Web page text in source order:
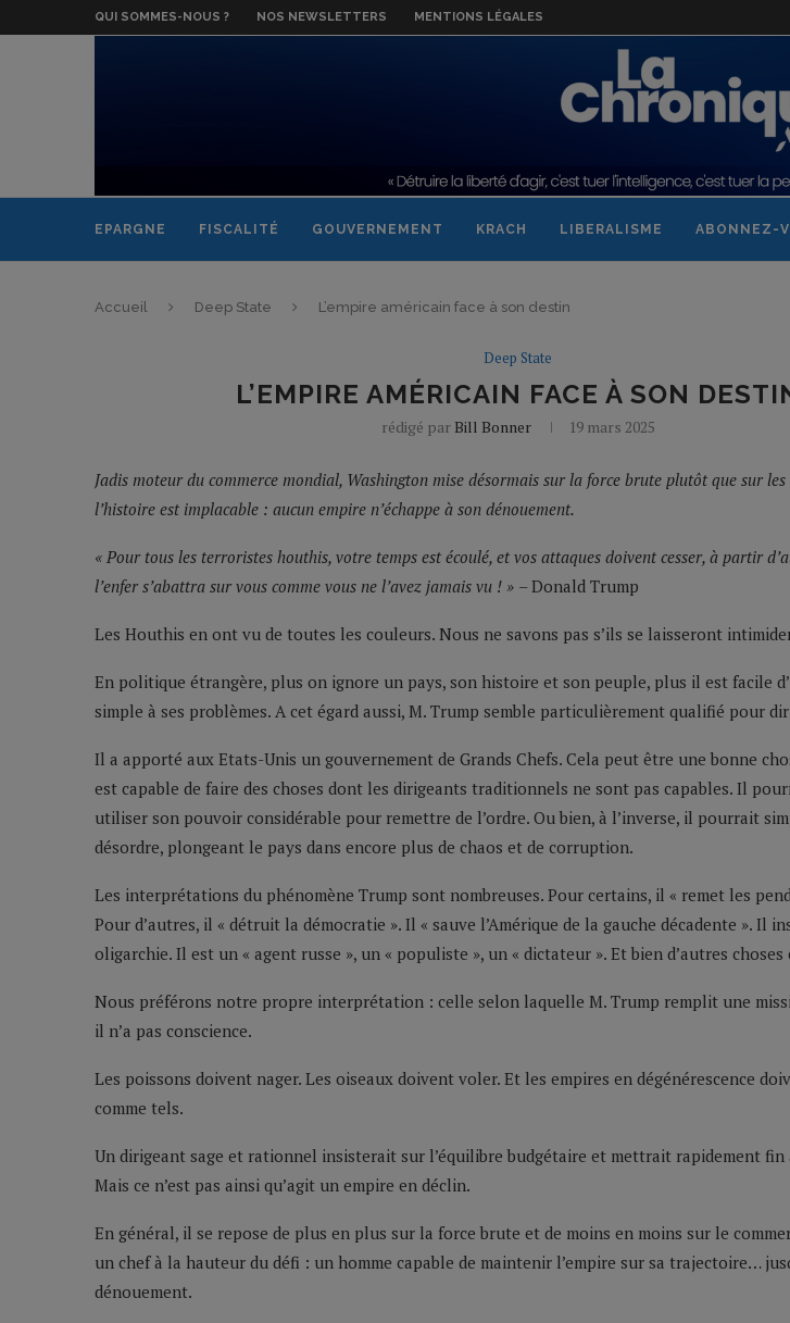
QUI SOMMES-NOUS ? NOS NEWSLETTERS MENTIONS LÉGALES
EPARGNE FISCALITÉ GOUVERNEMENT KRACH LIBERALISME ABONNEZ-
Accueil Deep State L’empire américain face à son destin
Deep State
L’EMPIRE AMÉRICAIN FACE À SON
rédigé par Bill Bonner 19 mars 2025
Jadis moteur du commerce mondial, Washington mise désormais sur la force brute plutôt que sur les
l’histoire est implacable : aucun empire n’échappe à son dénouement.
« Pour tous les terroristes houthis, votre temps est écoulé, et vos attaques doivent cesser, à partir
l’enfer s’abattra sur vous comme vous ne l’avez jamais vu ! » – Donald Trump
Les Houthis en ont vu de toutes les couleurs. Nous ne savons pas s’ils se laisseront
En politique étrangère, plus on ignore un pays, son histoire et son peuple, plus il est facile
simple à ses problèmes. A cet égard aussi, M. Trump semble particulièrement qualifié pour
Il a apporté aux Etats-Unis un gouvernement de Grands Chefs. Cela peut être une bonne
est capable de faire des choses dont les dirigeants traditionnels ne sont pas capables. Il
utiliser son pouvoir considérable pour remettre de l’ordre. Ou bien, à l’inverse, il pourrait
désordre, plongeant le pays dans encore plus de chaos et de corruption.
Les interprétations du phénomène Trump sont nombreuses. Pour certains, il « remet les
Pour d’autres, il « détruit la démocratie ». Il « sauve l’Amérique de la gauche décadente ». Il
oligarchie. Il est un « agent russe », un « populiste », un « dictateur ». Et bien d’autres choses
Nous préférons notre propre interprétation : celle selon laquelle M. Trump remplit une
il n’a pas conscience.
Les poissons doivent nager. Les oiseaux doivent voler. Et les empires en dégénérescence
comme tels.
Un dirigeant sage et rationnel insisterait sur l’équilibre budgétaire et mettrait rapidement
Mais ce n’est pas ainsi qu’agit un empire en déclin.
En général, il se repose de plus en plus sur la force brute et de moins en moins sur le
un chef à la hauteur du défi : un homme capable de maintenir l’empire sur sa trajectoire…
dénouement.